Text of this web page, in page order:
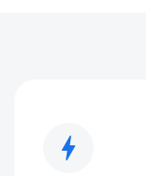
bolt